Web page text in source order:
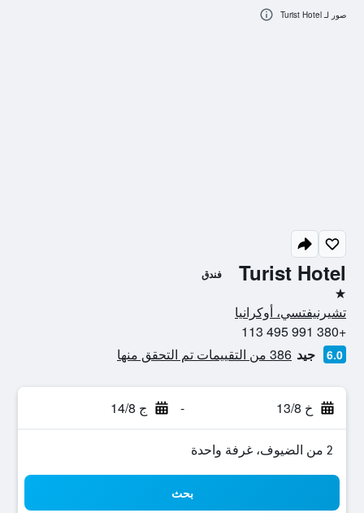
Turist Hotel فندق
نجمة واحدة
تشيرنيفتسي، أوكرانيا
+380 991 495 113
6.0 جيد 386 من التقييمات تم التحقق منها
خ 13/8 - ج 14/8
2 من الضيوف، غرفة واحدة
بحث
صور لـ Turist Hotel